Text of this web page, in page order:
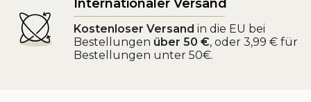
Internationaler Versand
Kostenloser Versand in die EU bei
Bestellungen über 50 €, oder 3,99 € für
Bestellungen unter 50€.